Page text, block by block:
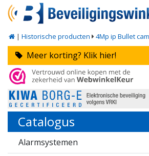
| Historische producten 4Mp ip Bullet
Meer korting? Klik hier!
Catalogus
Alarmsystemen